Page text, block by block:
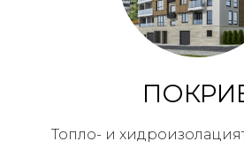
Топло- и